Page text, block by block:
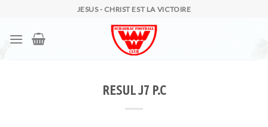
content
JESUS - CHRIST EST LA VICTOIRE
RESUL J7 P.C